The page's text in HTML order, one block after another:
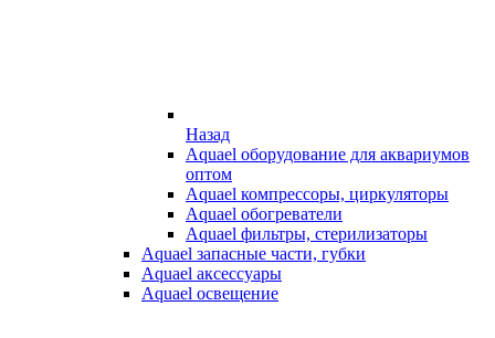
Назад
Aquael оборудование для аквариумов
оптом
Aquael компрессоры, циркуляторы
Aquael обогреватели
Aquael фильтры, стерилизаторы
Aquael запасные части, губки
Aquael аксессуары
Aquael освещение